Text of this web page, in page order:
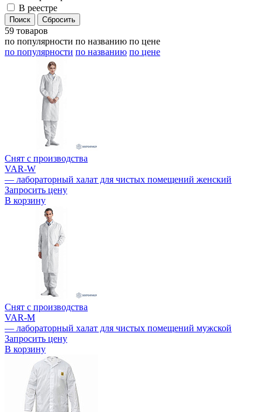
В реестре
59 товаров
по популярности по названию по цене
по популярности по названию по цене
Снят с производства
VAR-W
— лабораторный халат для чистых помещений женский
Запросить цену
В корзину
Снят с производства
VAR-M
— лабораторный халат для чистых помещений мужской
Запросить цену
В корзину